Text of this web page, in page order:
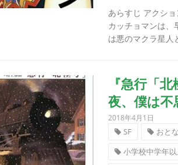
あらすじ アクシ
カッチョマンは、
は悪のマクラ星人
『急行「
夜、僕は不
2018年4月1日
SF おと
小学校中学年